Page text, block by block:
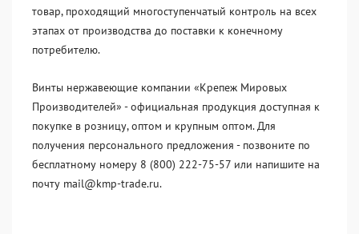
товар, проходящий многоступенчатый контроль на всех
этапах от производства до поставки к конечному
потребителю.
Винты нержавеющие компании «Крепеж Мировых
Производителей» - официальная продукция доступная к
покупке в розницу, оптом и крупным оптом. Для
получения персонального предложения - позвоните по
бесплатному номеру 8 (800) 222-75-57 или напишите на
почту mail@kmp-trade.ru.